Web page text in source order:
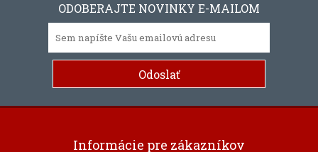
ODOBERAJTE NOVINKY E-MAILOM
Informácie pre zákazníkov